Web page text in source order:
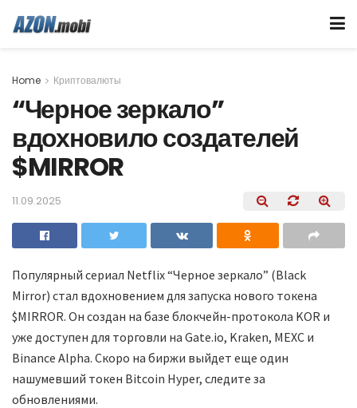
Home Криптовалюты
“Черное зеркало”
вдохновило создателей
$MIRROR
11.09.2025
Популярный сериал Netflix “Черное зеркало” (Black
Mirror) стал вдохновением для запуска нового токена
$MIRROR. Он создан на базе блокчейн-протокола KOR и
уже доступен для торговли на Gate.io, Kraken, MEXC и
Binance Alpha. Скоро на биржи выйдет еще один
нашумевший токен Bitcoin Hyper, следите за
обновлениями.